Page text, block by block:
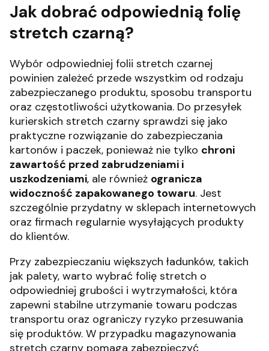
Jak dobrać odpowiednią folię
stretch czarną?
Wybór odpowiedniej folii stretch czarnej
powinien zależeć przede wszystkim od rodzaju
zabezpieczanego produktu, sposobu transportu
oraz częstotliwości użytkowania. Do przesyłek
kurierskich stretch czarny sprawdzi się jako
praktyczne rozwiązanie do zabezpieczania
kartonów i paczek, ponieważ nie tylko chroni
zawartość przed zabrudzeniami i
uszkodzeniami, ale również ogranicza
widoczność zapakowanego towaru. Jest
szczególnie przydatny w sklepach internetowych
oraz firmach regularnie wysyłających produkty
do klientów.
Przy zabezpieczaniu większych ładunków, takich
jak palety, warto wybrać folię stretch o
odpowiedniej grubości i wytrzymałości, która
zapewni stabilne utrzymanie towaru podczas
transportu oraz ograniczy ryzyko przesuwania
się produktów. W przypadku magazynowania